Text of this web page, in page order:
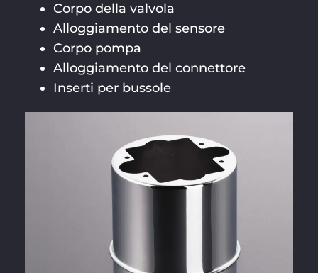
Corpo della valvola
Alloggiamento del sensore
Corpo pompa
Alloggiamento del connettore
Inserti per bussole